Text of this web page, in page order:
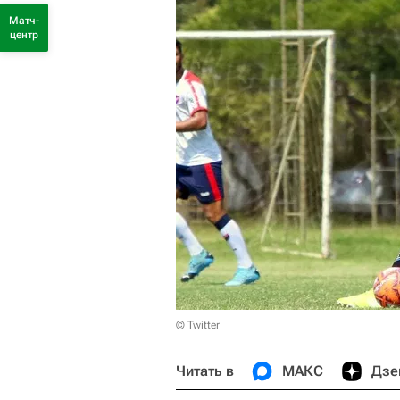
© Twitter
Читать в МАКС
Матч-
центр